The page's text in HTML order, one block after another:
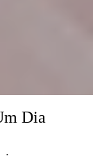
Dia